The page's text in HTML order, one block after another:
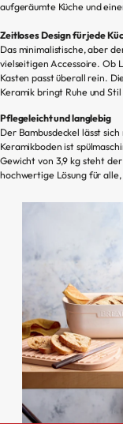
aufgeräumte Küche und
Zeitloses Design für jede
Das minimalistische, aber
vielseitigen Accessoire. Ob
Kasten passt überall rein.
Keramik bringt Ruhe und
Pflegeleicht und langlebig
Der Bambusdeckel lässt
Keramikboden ist
Gewicht von 3,9 kg steht
hochwertige Lösung für